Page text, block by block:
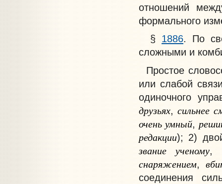
отношений
формального
§ 1886. По
сложными и
Простое
или слабой
одиночного
друзьях, сильнее
очень умный,
редакции); 2)
звание ученому,
снаряжением,
соединения